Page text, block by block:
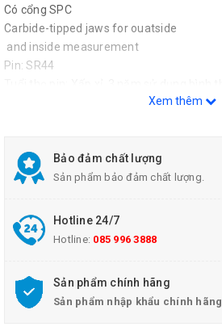
Có cổng SPC
Carbide-tipped jaws for ouatside
and inside measurement
Pin: SR44
Xem thêm
Bảo đảm chất lượng
Sản phẩm bảo đảm chất lượng.
Hotline 24/7
Hotline: 085 996 3888
Sản phẩm chính hãng
Sản phẩm nhập khẩu chính hãng